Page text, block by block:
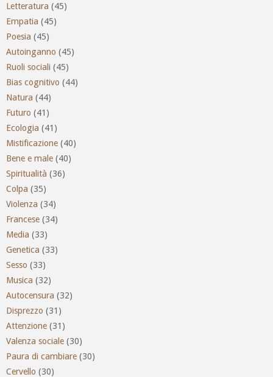
Letteratura (45)
Empatia (45)
Poesia (45)
Autoinganno (45)
Ruoli sociali (45)
Bias cognitivo (44)
Natura (44)
Futuro (41)
Ecologia (41)
Mistificazione (40)
Bene e male (40)
Spiritualità (36)
Colpa (35)
Violenza (34)
Francese (34)
Media (33)
Genetica (33)
Sesso (33)
Musica (32)
Autocensura (32)
Disprezzo (31)
Attenzione (31)
Valenza sociale (30)
Paura di cambiare (30)
Cervello (30)